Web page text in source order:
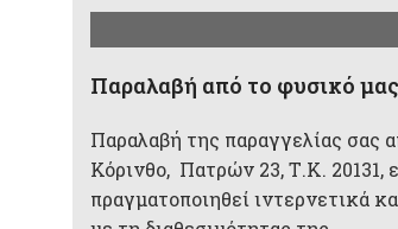
Παραλαβή από το φυσικό
Παραλαβή της παραγγελίας σας
Κόρινθο, Πατρών 23, Τ.Κ. 20131,
πραγματοποιηθεί ιντερνετικά